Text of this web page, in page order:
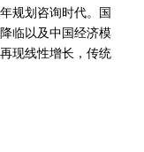
规划咨询时代。国
临以及中国经济模
现线性增长，传统